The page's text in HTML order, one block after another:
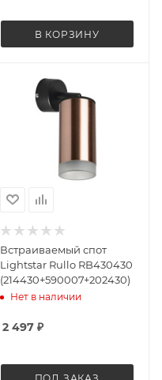
В КОРЗИНУ
Встраиваемый спот
Lightstar Rullo RB430430
(214430+590007+202430)
Нет в наличии
2 497₽